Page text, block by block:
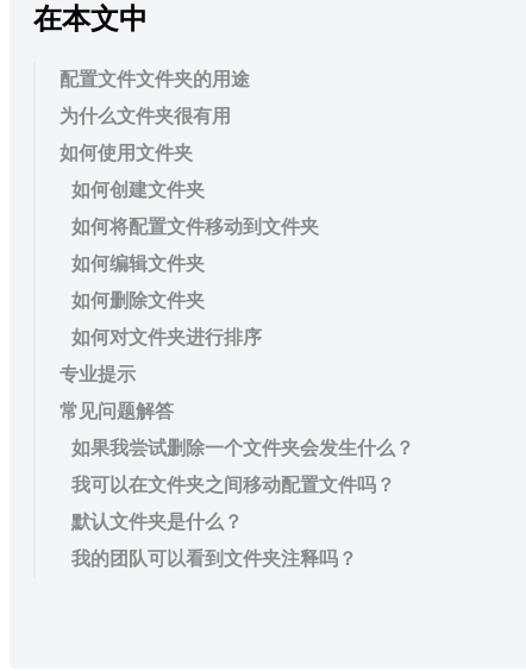
在本文中
配置文件文件夹的用途
为什么文件夹很有用
如何使用文件夹
如何创建文件夹
如何将配置文件移动到文件夹
如何编辑文件夹
如何删除文件夹
如何对文件夹进行排序
专业提示
常见问题解答
如果我尝试删除一个文件夹会发生什么？
我可以在文件夹之间移动配置文件吗？
默认文件夹是什么？
我的团队可以看到文件夹注释吗？